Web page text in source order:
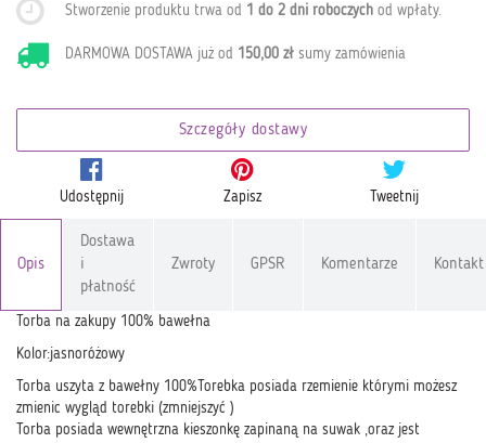
Stworzenie produktu trwa od 1 do 2 dni roboczych od wpłaty.
DARMOWA DOSTAWA już od 150,00 zł sumy zamówienia
Szczegóły dostawy
Udostępnij Zapisz Tweetnij
Opis
Dostawa
i
płatność
Zwroty GPSR Komentarze Kontakt
Torba na zakupy 100% bawełna
Kolor:jasnoróżowy
Torba uszyta z bawełny 100%Torebka posiada rzemienie którymi możesz
zmienic wygląd torebki (zmniejszyć )
Torba posiada wewnętrzna kieszonkę zapinaną na suwak ,oraz jest